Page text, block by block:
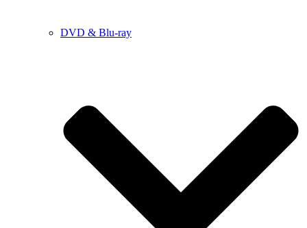
DVD & Blu-ray